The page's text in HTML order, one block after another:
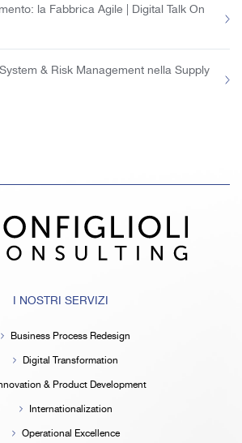
la Fabbrica Agile | Digital Talk On
& Risk Management nella Supply
I NOSTRI SERVIZI
Business Process Redesign
Digital Transformation
& Product Development
Internationalization
Operational Excellence